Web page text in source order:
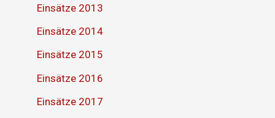
Einsätze 2013
Einsätze 2014
Einsätze 2015
Einsätze 2016
Einsätze 2017